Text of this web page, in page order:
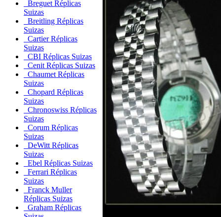
Breguet Réplicas
Suizas
Breitling Réplicas
Suizas
Cartier Réplicas
Suizas
CBI Réplicas Suizas
Cenit Réplicas Suizas
Chaumet Réplicas
Suizas
Chopard Réplicas
Suizas
Chronoswiss Réplicas
Suizas
Corum Réplicas
Suizas
DeWitt Réplicas
Suizas
Ebel Réplicas Suizas
Ferrari Réplicas
Suizas
Franck Muller
Réplicas Suizas
Graham Réplicas